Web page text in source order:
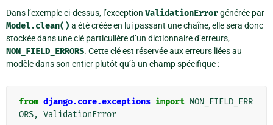
Dans l’exemple ci-dessus, l’exception ValidationErrorgénérée par
Model.clean() a été créée en lui passant une chaîne, elle sera donc
stockée dans une clé particulière d’un dictionnaire d’erreurs,
NON_FIELD_ERRORS. Cette clé est réservée aux erreurs liées au
modèle dans son entier plutôt qu’à un champ spécifique :
from django.core.exceptions import NON_FIELD_ERR
ORS, ValidationError